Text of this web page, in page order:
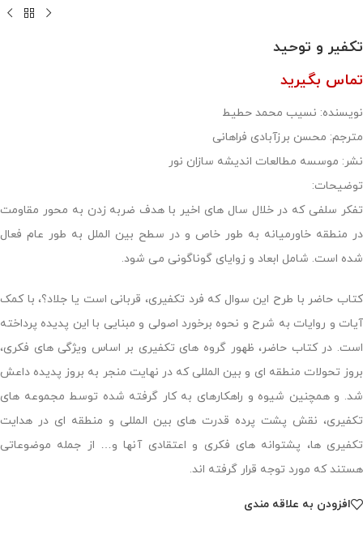
تکفیر و توحید
تماس بگیرید
نویسنده: نسیب محمد حطیط
مترجم: محسن برزآبادی فراهانی
نشر: موسسه مطالعات اندیشه سازان نور
توضیحات:
تفکر سلفی که در خلال سال های اخیر با هدف ضربه زدن به محور مقاومت
در منطقه خاورمیانه به طور خاص و در سطح بین الملل به طور عام فعال
شده است. شامل ابعاد و زوایای گوناگونی می شود.
کتاب حاضر با طرح این سوال که فرد تکفیری، قربانی است یا جلاد؟، با کمک
آیات و روایات به شرح و نحوه برخورد اصولی و مبنایی با این پدیده پرداخته
است. در کتاب حاضر، ظهور گروه های تکفیری بر اساس ویژگی های فکری،
بروز تحولات منطقه ای و بین المللی که در نهایت منجر به بروز پدیده داعش
شد. و همچنین شیوه و راهکارهای به کار گرفته شده توسط مجموعه های
تکفیری، نقش پشت پرده قدرت های بین المللی و منطقه ای در هدایت
تکفیری ها، پشتوانه های فکری و اعتقادی آنها و… از جمله موضوعاتی
هستند که مورد توجه قرار گرفته اند.
افزودن به علاقه مندی